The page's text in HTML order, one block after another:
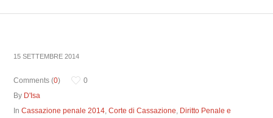
15 SETTEMBRE 2014
Comments (0)
0
By D'Isa
InCassazione penale 2014,Corte di Cassazione, Diritto Penale e